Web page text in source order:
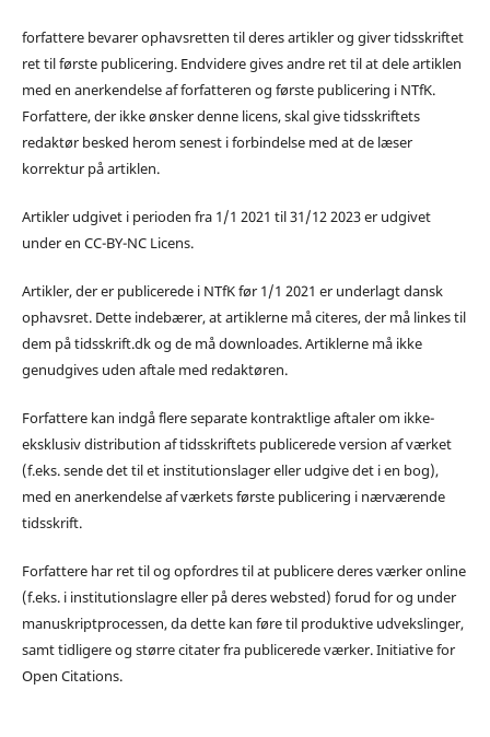
forfattere bevarer ophavsretten til deres artikler og giver tidsskriftet
ret til første publicering. Endvidere gives andre ret til at dele artiklen
med en anerkendelse af forfatteren og første publicering i NTfK.
Forfattere, der ikke ønsker denne licens, skal give tidsskriftets
redaktør besked herom senest i forbindelse med at de læser
korrektur på artiklen.
Artikler udgivet i perioden fra 1/1 2021 til 31/12 2023 er udgivet
under en CC-BY-NC Licens.
Artikler, der er publicerede i NTfK før 1/1 2021 er underlagt dansk
ophavsret. Dette indebærer, at artiklerne må citeres, der må linkes til
dem på tidsskrift.dk og de må downloades. Artiklerne må ikke
genudgives uden aftale med redaktøren.
Forfattere kan indgå flere separate kontraktlige aftaler om ikke-
eksklusiv distribution af tidsskriftets publicerede version af værket
(f.eks. sende det til et institutionslager eller udgive det i en bog),
med en anerkendelse af værkets første publicering i nærværende
tidsskrift.
Forfattere har ret til og opfordres til at publicere deres værker online
(f.eks. i institutionslagre eller på deres websted) forud for og under
manuskriptprocessen, da dette kan føre til produktive udvekslinger,
samt tidligere og større citater fra publicerede værker. Initiative for
Open Citations.